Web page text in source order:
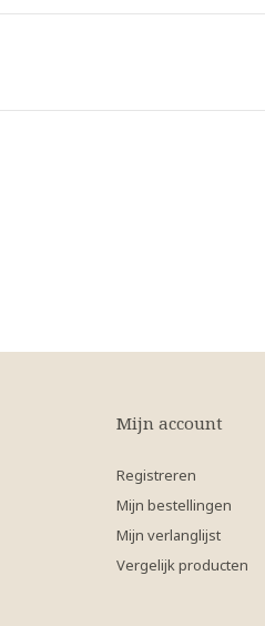
Mijn account
Registreren
Mijn bestellingen
Mijn verlanglijst
Vergelijk producten